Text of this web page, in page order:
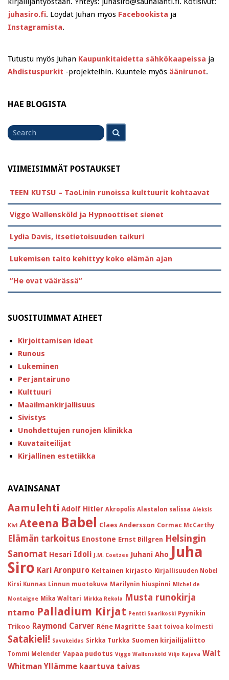
juhasiro.fi. Löydät Juhan myös Facebookista ja
Instagramista.
Tutustu myös Juhan Kaupunkitaidetta sähkökaapeissa ja
Ahdistuspurkit -projekteihin. Kuuntele myös äänirunot.
HAE BLOGISTA
Search
for
VIIMEISIMMÄT POSTAUKSET
TEEN KUTSU – TaoLinin runoissa kulttuurit kohtaavat
Viggo Wallensköld ja Hypnoottiset sienet
Lydia Davis, itsetietoisuuden taikuri
Lukemisen taito kehittyy koko elämän ajan
”He ovat väärässä”
SUOSITUIMMAT AIHEET
Kirjoittamisen ideat
Runous
Lukeminen
Perjantairuno
Kulttuuri
Maailmankirjallisuus
Sivistys
Unohdettujen runojen klinikka
Kuvataiteilijat
Kirjallinen estetiikka
AVAINSANAT
Aamulehti Adolf Hitler Akropolis Alastalon salissa Aleksis
Kivi Ateena Babel Claes Andersson Cormac McCarthy
Elämän tarkoitus Enostone Ernst Billgren Helsingin
Sanomat Hesari Idoli J.M. Coetzee Juhani Aho Juha
Siro Kari Aronpuro Keltainen kirjasto Kirjallisuuden Nobel
Kirsi Kunnas Linnun muotokuva Marilynin hiuspinni Michel de
Montaigne Mika Waltari Mirkka Rekola Musta runokirja
ntamo Palladium Kirjat Pentti Saarikoski Pyynikin
Trikoo Raymond Carver Réne Magritte Saat toivoa kolmesti
Satakieli! Savukeidas Sirkka Turkka Suomen kirjailijaliitto
Tommi Melender Vapaa pudotus Viggo Wallensköld Viljo Kajava Walt
Whitman Yllämme kaartuva taivas